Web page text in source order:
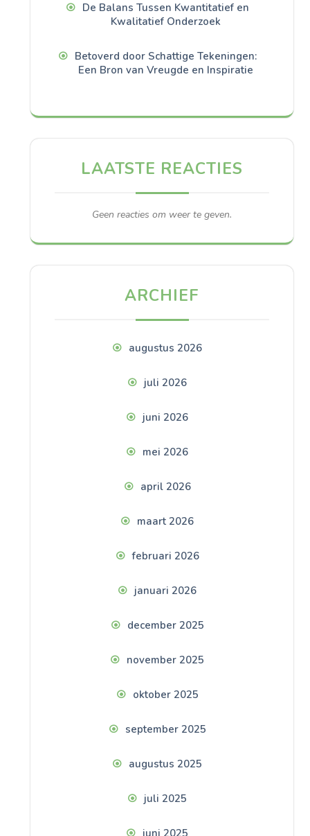
De Balans Tussen Kwantitatief en
Kwalitatief Onderzoek
Betoverd door Schattige Tekeningen:
Een Bron van Vreugde en Inspiratie
LAATSTE REACTIES
Geen reacties om weer te geven.
ARCHIEF
augustus 2026
juli 2026
juni 2026
mei 2026
april 2026
maart 2026
februari 2026
januari 2026
december 2025
november 2025
oktober 2025
september 2025
augustus 2025
juli 2025